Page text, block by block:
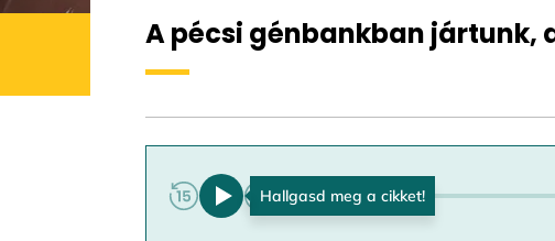
A pécsi génbankban jártunk,
0:00